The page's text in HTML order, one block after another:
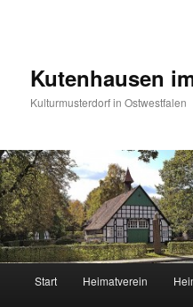
Kutenhausen
Kulturmusterdorf in Ostwestfalen
Start Heimatverein